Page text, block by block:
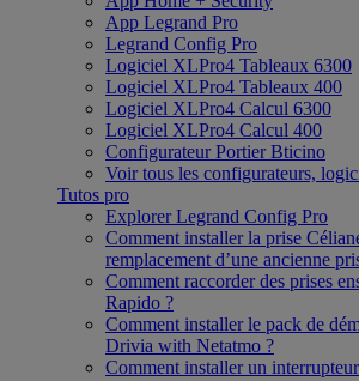
App Legrand Pro
Legrand Config Pro
Logiciel XLPro4 Tableaux 6300
Logiciel XLPro4 Tableaux 400
Logiciel XLPro4 Calcul 6300
Logiciel XLPro4 Calcul 400
Configurateur Portier Bticino
Voir tous les configurateurs,
Tutos pro
Explorer Legrand Config Pro
Comment installer la prise
remplacement d’une ancienne
Comment raccorder des prises
Rapido ?
Comment installer le pack de
Drivia with Netatmo ?
Comment installer un